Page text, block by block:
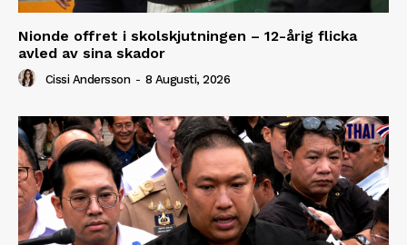
Nionde offret i skolskjutningen – 12-årig flicka
avled av sina skador
Cissi Andersson - 8 Augusti, 2026